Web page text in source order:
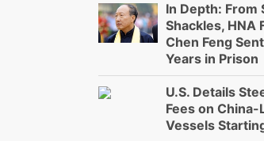
In Depth: From
Shackles, HNA
Chen Feng
Years in Prison
U.S. Details
Fees on China-
Vessels